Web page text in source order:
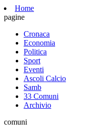
Home
pagine
Cronaca
Economia
Politica
Sport
Eventi
Ascoli Calcio
Samb
33 Comuni
Archivio
comuni